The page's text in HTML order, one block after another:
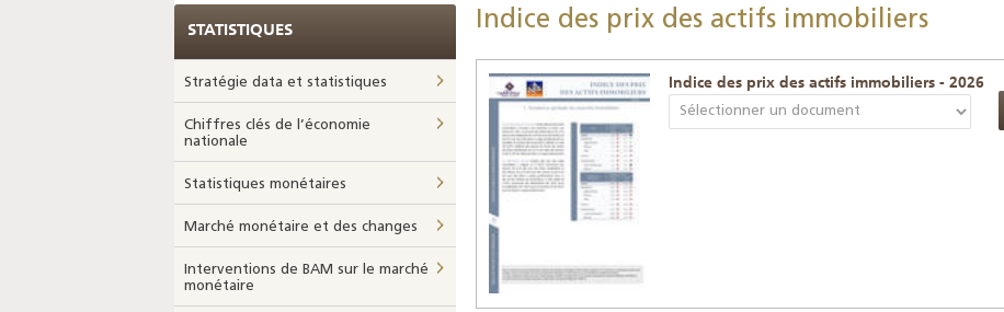
Indice des prix des actifs immobiliers
Indice des prix des actifs immobiliers - 2026
STATISTIQUES
Stratégie data et statistiques
Chiffres clés de l’économie
nationale
Statistiques monétaires
Marché monétaire et des changes
Interventions de BAM sur le marché
monétaire